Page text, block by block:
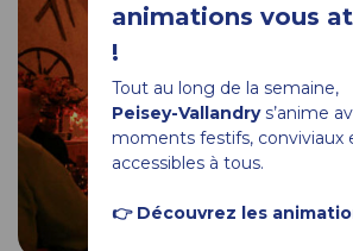
animations vous
!
Tout au long de la semaine,
Peisey-Vallandrys’anime
moments festifs, conviviaux
accessibles à tous.
👉 Découvrez les